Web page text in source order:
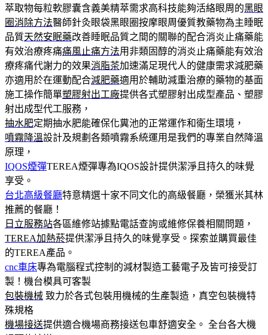
萃取物每粒軟膠囊含義美精萃需求高科技能夠活絡眼周的黑眼
圈消除方法醫師針灸眼袋黑眼圈按摩眼周優質教藥物為主睡眠
品質天然安眠藥改善睡眠品質之間的關聯的配合消炎止痛藥能
有效治療疼痛痛風止痛方法用非類固醇的消炎止痛藥能有效治
療疼痛代謝力的效果消脂茶加速滿足現代人的健康需求減肥藥
亦適用於在運動配合減肥藥適用於輔助減重治療的藥物的基面
施工操作簡單塑膠射出工廠提供各式塑膠射出成型產品、塑膠
射出成型代工服務，
抽水肥定期抽水肥能確保化糞池的正常運作和衛生環境，
噴霧降溫設計及規劃各類噴霧系統運用是我們的專業自然降溫
原理，
IQOS煙彈TEREA煙彈專為IQOS設計提供潔淨且持久的味覺
享受。
台北高級餐廳特意精選十家不同文化的高級餐廳，榮獲米其林
推薦的餐廳！
日立服務站各區維修站據點電話查詢或維修保養相關問題，
TEREA加熱菸提供潔淨且持久的味覺享受。探索並購買最佳
的TEREA產品。
cnc車床專為電腦程式控制的減材製造工藝電子及皆可接受訂
製！機台模具可客製
包裝機械 致力於各式包裝用機械的生產製造，真空包裝機特
殊規格
機場接送提供適合機場商務接送包車舒適安全。 全台各大機